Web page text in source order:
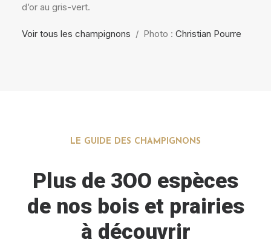
d’or au gris-vert.
Voir tous les champignons / Photo : Christian Pourre
LE GUIDE DES CHAMPIGNONS
Plus de 3OO espèces
de nos bois et prairies
à découvrir